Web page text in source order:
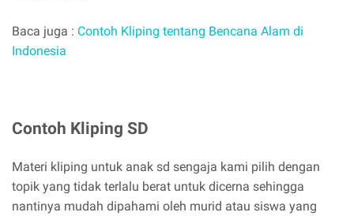
Baca juga : Contoh Kliping tentang Bencana Alam di
Indonesia
Contoh Kliping SD
Materi kliping untuk anak sd sengaja kami pilih dengan
topik yang tidak terlalu berat untuk dicerna sehingga
nantinya mudah dipahami oleh murid atau siswa yang